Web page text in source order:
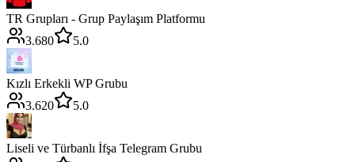
TR Grupları - Grup Paylaşım Platformu
3.680
5.0
Kızlı Erkekli WP Grubu
3.620
5.0
Liseli ve Türbanlı İfşa Telegram Grubu